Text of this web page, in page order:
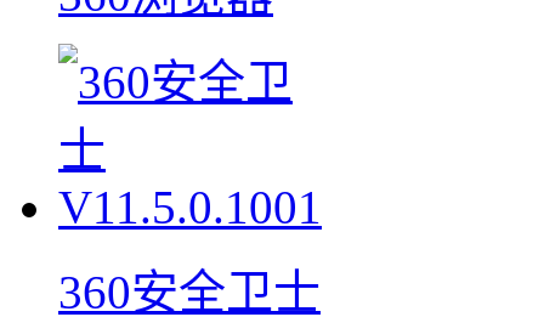
360安全卫士